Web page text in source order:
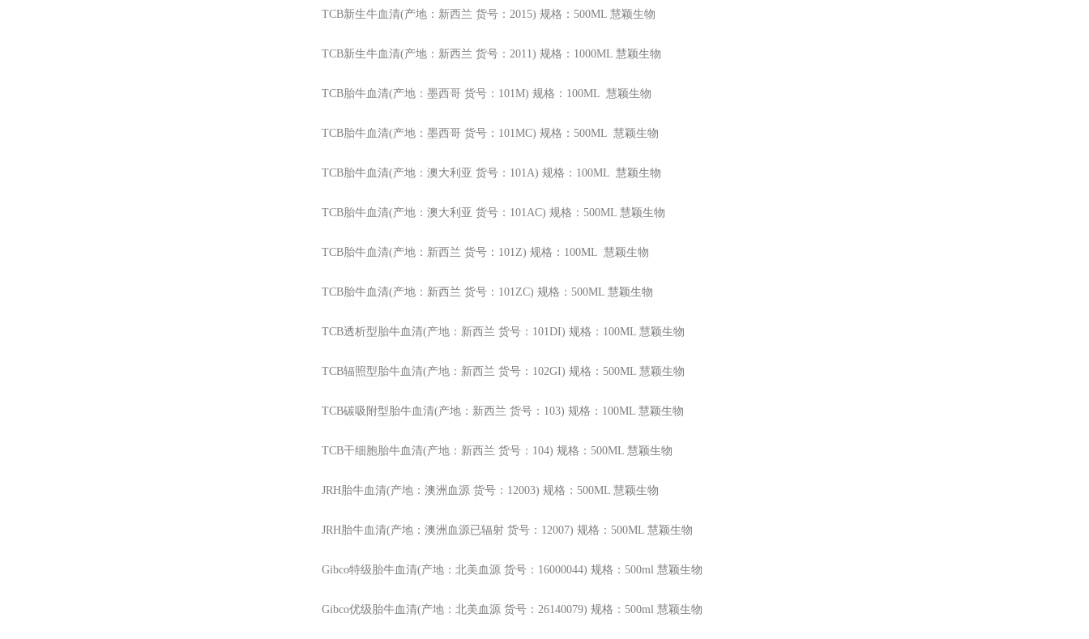
TCB新生牛血清(产地：新西兰 货号：2015) 规格：500ML 慧颖生物
TCB新生牛血清(产地：新西兰 货号：2011) 规格：1000ML 慧颖生物
TCB胎牛血清(产地：墨西哥 货号：101M) 规格：100ML 慧颖生物
TCB胎牛血清(产地：墨西哥 货号：101MC) 规格：500ML 慧颖生物
TCB胎牛血清(产地：澳大利亚 货号：101A) 规格：100ML 慧颖生物
TCB胎牛血清(产地：澳大利亚 货号：101AC) 规格：500ML 慧颖生物
TCB胎牛血清(产地：新西兰 货号：101Z) 规格：100ML 慧颖生物
TCB胎牛血清(产地：新西兰 货号：101ZC) 规格：500ML 慧颖生物
TCB透析型胎牛血清(产地：新西兰 货号：101DI) 规格：100ML 慧颖生物
TCB辐照型胎牛血清(产地：新西兰 货号：102GI) 规格：500ML 慧颖生物
TCB碳吸附型胎牛血清(产地：新西兰 货号：103) 规格：100ML 慧颖生物
TCB干细胞胎牛血清(产地：新西兰 货号：104) 规格：500ML 慧颖生物
JRH胎牛血清(产地：澳洲血源 货号：12003) 规格：500ML 慧颖生物
JRH胎牛血清(产地：澳洲血源已辐射 货号：12007) 规格：500ML 慧颖生物
Gibco特级胎牛血清(产地：北美血源 货号：16000044) 规格：500ml 慧颖生物
Gibco优级胎牛血清(产地：北美血源 货号：26140079) 规格：500ml 慧颖生物